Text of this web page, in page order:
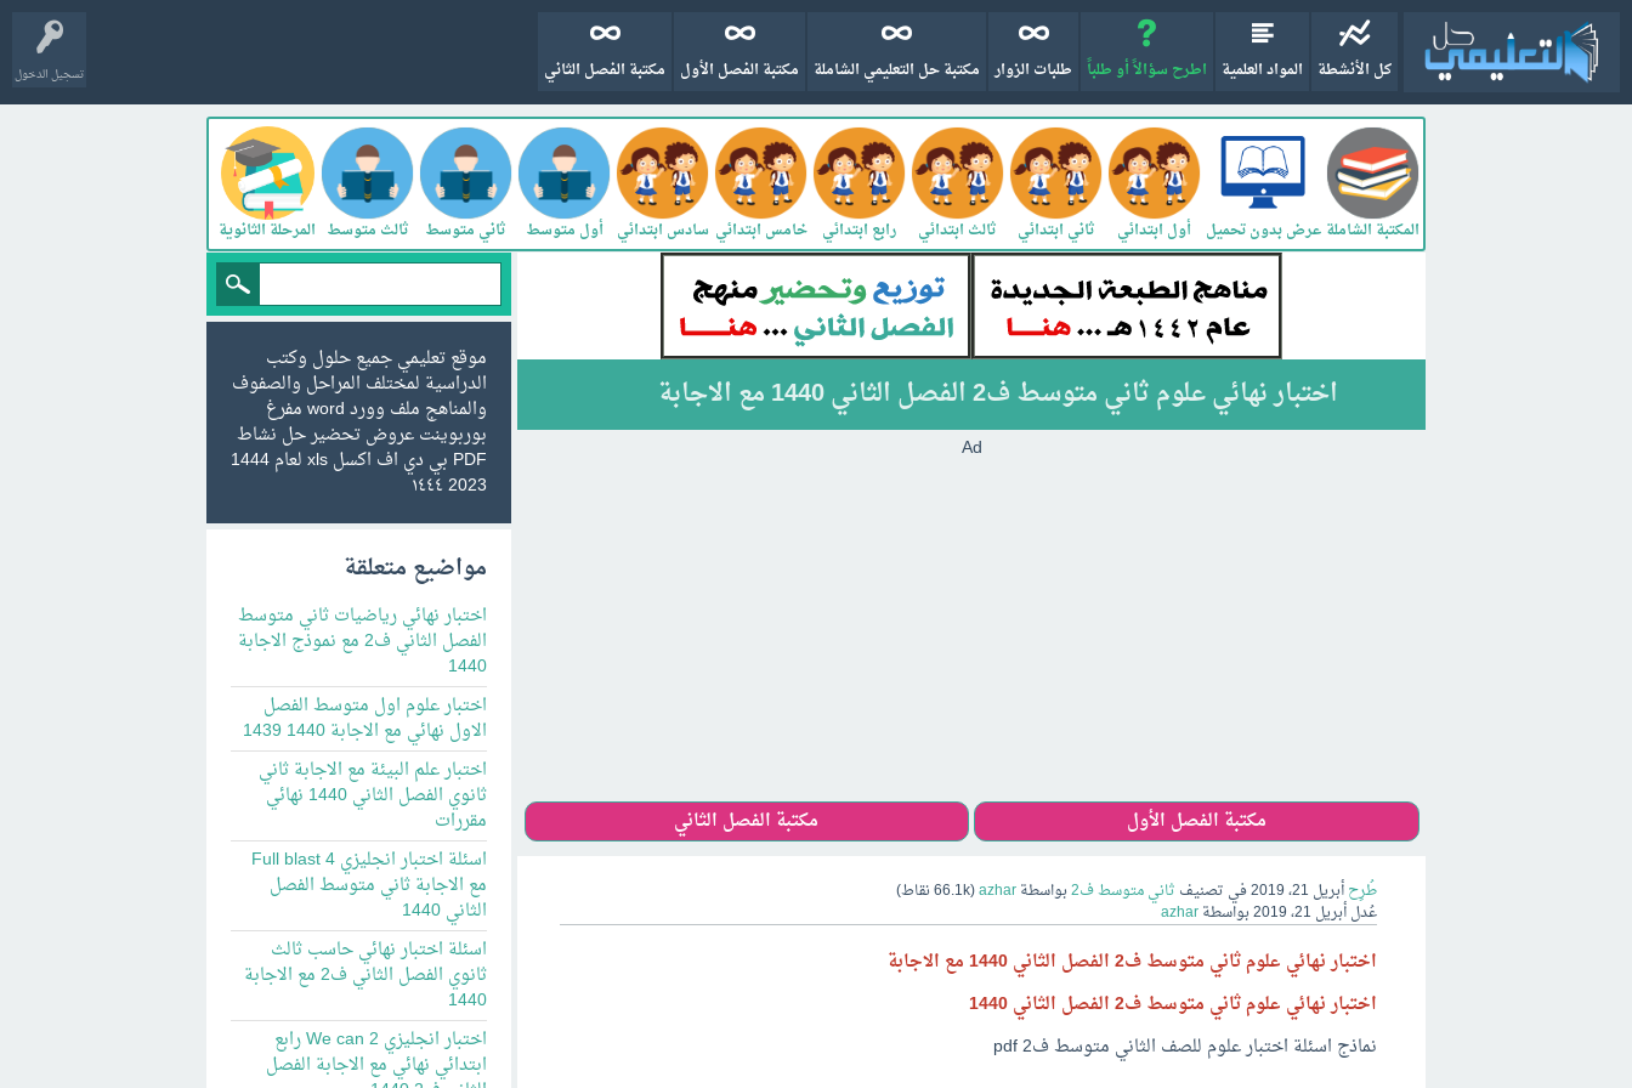
تسجيل الدخول كل الأنشطة المواد العلمية اطرح سؤالاً أو طلباً طلبات الزوار مكتبة حل التعليمي الشاملة مكتبة الفصل الأول مكتبة الفصل الثاني
المكتبة الشاملة عرض بدون تحميل أول ابتدائي ثاني ابتدائي ثالث ابتدائي رابع ابتدائي خامس ابتدائي سادس ابتدائي أول متوسط ثاني متوسط ثالث متوسط المرحلة الثانوية
اختبار نهائي علوم ثاني متوسط ف2 الفصل الثاني 1440 مع الاجابة
Ad
مكتبة الفصل الأول مكتبة الفصل الثاني
طُرِحأبريل 21، 2019 في تصنيف ثاني متوسط ف2 بواسطةazhar
(
66.1kنقاط)
عُدلأبريل 21، 2019 بواسطةazhar
اختبار نهائي علوم ثاني متوسط ف2 الفصل الثاني 1440 مع الاجابة
اختبار نهائي علوم ثاني متوسط ف2 الفصل الثاني 1440
نماذج اسئلة اختبار علوم للصف الثاني متوسط ف2 pdf
موقع تعليمي جميع حلول وكتب
الدراسية لمختلف المراحل والصفوف
والمناهج ملف وورد word مفرغ
بوربوينت عروض تحضير حل نشاط
PDF بي دي اف اكسل xls لعام 1444
2023 ١٤٤٤
مواضيع متعلقة
اختبار نهائي رياضيات ثاني متوسط
الفصل الثاني ف2 مع نموذج الاجابة
1440
اختبار علوم اول متوسط الفصل
الاول نهائي مع الاجابة 1440 1439
اختبار علم البيئة مع الاجابة ثاني
ثانوي الفصل الثاني 1440 نهائي
مقررات
اسئلة اختبار انجليزي Full blast 4
مع الاجابة ثاني متوسط الفصل
الثاني 1440
اسئلة اختبار نهائي حاسب ثالث
ثانوي الفصل الثاني ف2 مع الاجابة
1440
اختبار انجليزي We can 2 رابع
ابتدائي نهائي مع الاجابة الفصل